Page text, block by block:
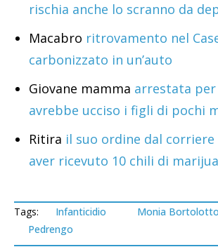
rischia anche lo scranno da
Macabro ritrovamento nel
carbonizzato in un’auto
Giovane mamma arrestata
avrebbe ucciso i figli di pochi
Ritira il suo ordine dal
aver ricevuto 10 chili di
Tags: Infanticidio
Monia Bortolotto
Pedrengo